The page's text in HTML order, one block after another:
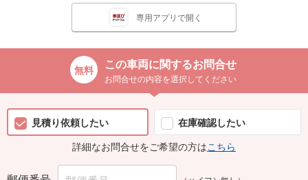
専用アプリで開く
この車両に関するお問合せ
お問合せの内容を選択してください
見積り依頼したい
在庫確認したい
詳細なお問合せをご希望の方はこちら